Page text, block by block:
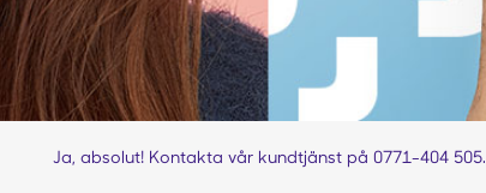
Ja, absolut! Kontakta vår kundtjänst på 0771-404 505.